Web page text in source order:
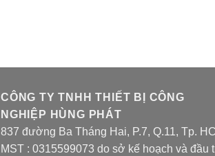
CÔNG TY TNHH THIẾT BỊ CÔNG
NGHIỆP HÙNG PHÁT
837 đường Ba Tháng Hai, P.7, Q.11, Tp.
MST : 0315599073 do sở kế hoạch và đầu